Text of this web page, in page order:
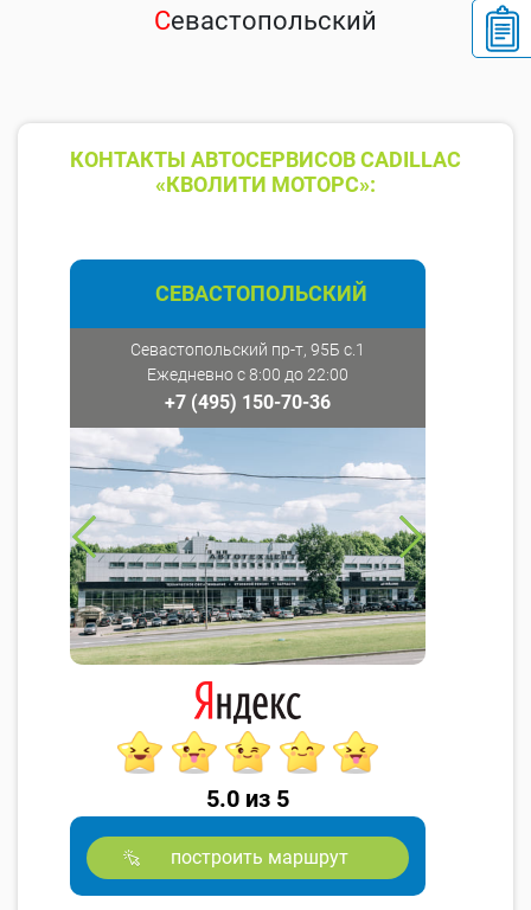
Севастопольский
КОНТАКТЫ АВТОСЕРВИСОВ CADILLAC
«КВОЛИТИ МОТОРС»:
СЕВАСТОПОЛЬСКИЙ
Севастопольский пр-т, 95Б с.1
Ежедневно с 8:00 до 22:00
+7 (495) 150-70-36
5.0 из 5
построить маршрут